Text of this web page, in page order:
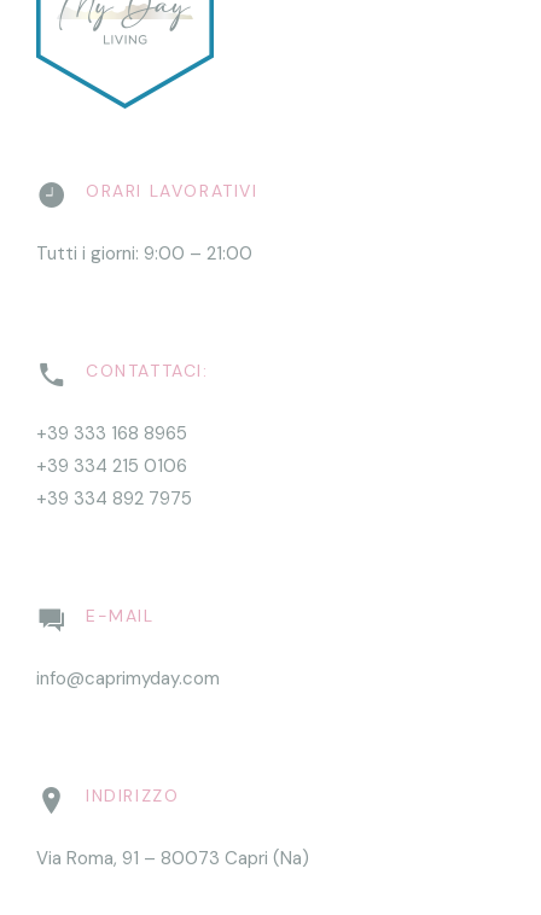
ORARI LAVORATIVI
Tutti i giorni: 9:00 – 21:00
CONTATTACI:
+39 333 168 8965
+39 334 215 0106
+39 334 892 7975
E-MAIL
info@caprimyday.com
INDIRIZZO
Via Roma, 91 – 80073 Capri (Na)